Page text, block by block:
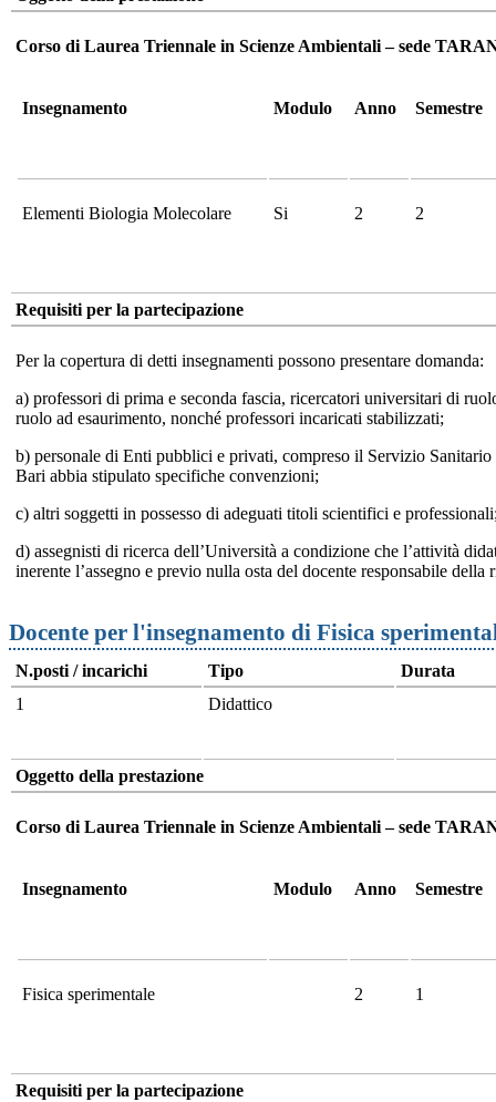
Corso di Laurea Triennale in Scienze Ambientali – sede
Insegnamento Modulo Anno Semestre
Elementi Biologia Molecolare Si 2 2
Requisiti per la partecipazione
Per la copertura di detti insegnamenti possono presentare domanda:
a) professori di prima e seconda fascia, ricercatori universitari di
ruolo ad esaurimento, nonché professori incaricati stabilizzati;
b) personale di Enti pubblici e privati, compreso il Servizio
Bari abbia stipulato specifiche convenzioni;
c) altri soggetti in possesso di adeguati titoli scientifici e
d) assegnisti di ricerca dell’Università a condizione che l’attività
inerente l’assegno e previo nulla osta del docente responsabile della
Docente per l'insegnamento di Fisica
N.posti / incarichi Tipo
Durata
1
Didattico
Oggetto della prestazione
Corso di Laurea Triennale in Scienze Ambientali – sede
Insegnamento Modulo Anno Semestre
Fisica sperimentale 2 1
Requisiti per la partecipazione